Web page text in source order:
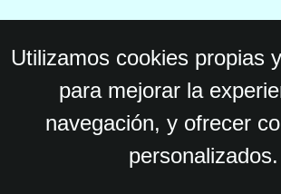
Utilizamos cookies propias
para mejorar la
navegación, y ofrecer
personalizados.